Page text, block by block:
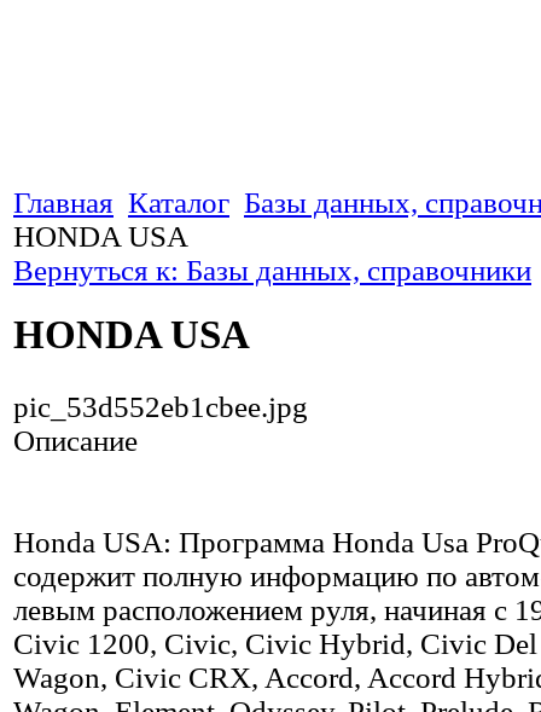
Главная Каталог Базы данных,
HONDA USA
Вернуться к: Базы данных, справочники
HONDA USA
pic_53d552eb1cbee.jpg
Описание
Honda USA: Программа Honda Usa
содержит полную информацию по
левым расположением руля, начиная с
Civic 1200, Civic, Civic Hybrid, Civic
Wagon, Civic CRX, Accord, Accord